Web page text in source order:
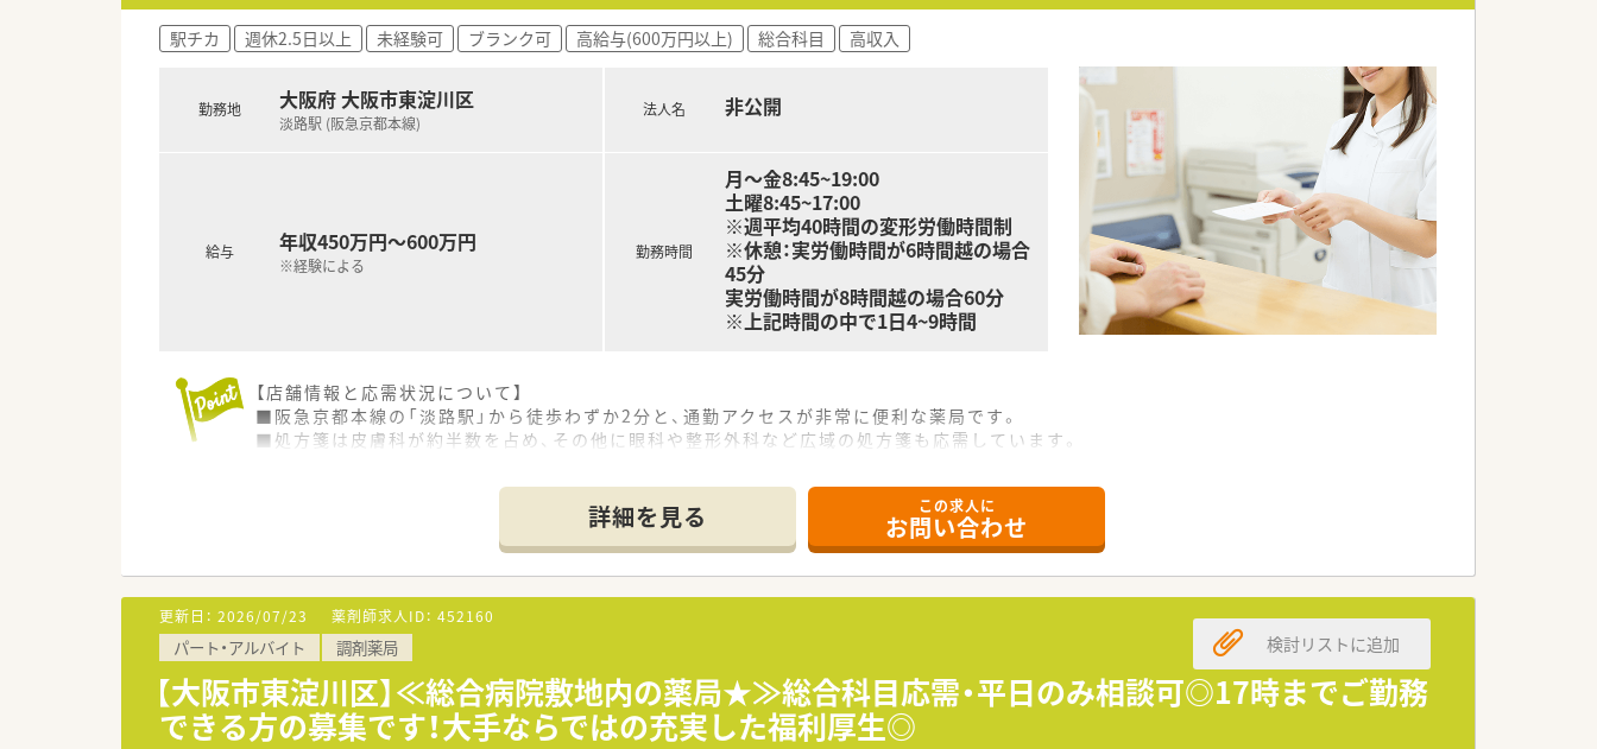
駅チカ 週休2.5日以上 未経験可 ブランク可 高給与(600万円以上) 総合科目 高収入
勤務地 大阪府 大阪市東淀川区
淡路駅 (阪急京都本線)
給与 年収450万円～600万円
※経験による
法人名 非公開
勤務時間
月～金8:45~19:00
土曜8:45~17:00
※週平均40時間の変形労働時間制
※休憩：実労働時間が6時間越の場合
45分
実労働時間が8時間越の場合60分
※上記時間の中で1日4~9時間
【店舗情報と応需状況について】
■阪急京都本線の「淡路駅」から徒歩わずか2分と、通勤アクセスが非常に便利な薬局です。
■処方箋は皮膚科が約半数を占め、その他に眼科や整形外科など広域の処方箋も応需しています。
■今回はスタッフの退職に伴う欠員補充のため、即戦力となる正社員薬剤師を1名急募しています。
■調剤経験をお持ちで、50代前半までの方の応募をお待ちしております。
■患者様とのコミュニケーションを大切にし、アットホームな職場で協調性を持って働ける方を求めています。
【法人特徴について】
■大阪市東淀川区で1店舗のみを経営しており、地域に根ざした運営を行っています。
■地域の方々に親しまれ、何でも相談していただけるような「かかりつけ薬局」を目指しています。
■駅近の立地を活かし、近隣の皮膚科だけでなく広域の医療機関からの処方箋も積極的に受け付けています。
詳細を見る この求人に
お問い合わせ
更新日： 2026/07/23 薬剤師求人ID： 452160
パート・アルバイト 調剤薬局
【大阪市東淀川区】≪総合病院敷地内の薬局★≫総合科目応需・平日のみ相談可◎17時までご勤務
できる方の募集です！大手ならではの充実した福利厚生◎
検討リストに追加